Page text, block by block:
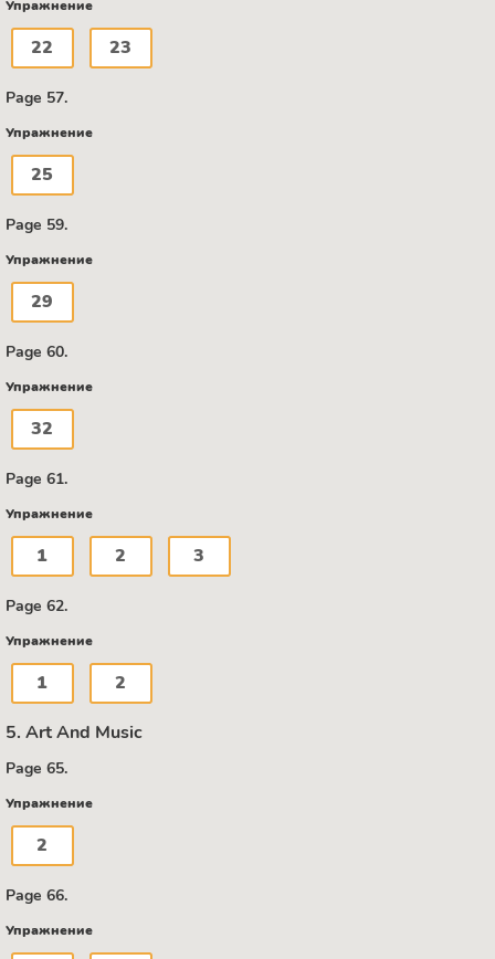
Упражнение
22 23
Page 57.
Упражнение
25
Page 59.
Упражнение
29
Page 60.
Упражнение
32
Page 61.
Упражнение
1 2 3
Page 62.
Упражнение
1 2
5. Art And Music
Page 65.
Упражнение
2
Page 66.
Упражнение